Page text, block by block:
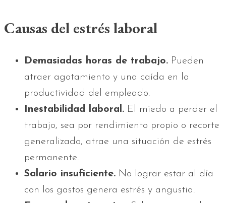
Causas del estrés laboral
Demasiadas horas de trabajo. Pueden
atraer agotamiento y una caída en la
productividad del empleado.
Inestabilidad laboral. El miedo a perder el
trabajo, sea por rendimiento propio o recorte
generalizado, atrae una situación de estrés
permanente.
Salario insuficiente. No lograr estar al día
con los gastos genera estrés y angustia.